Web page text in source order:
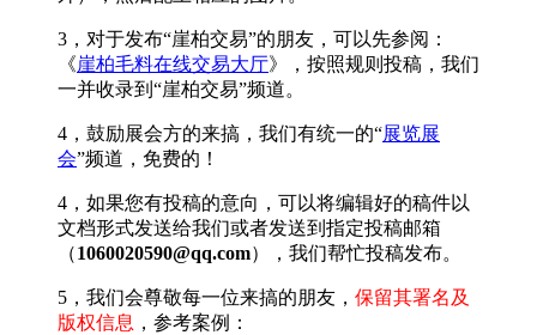
3，对于发布“崖柏交易”的朋友，可以先参阅：
《崖柏毛料在线交易大厅》，按照规则投稿，我们
一并收录到“崖柏交易”频道。
4，鼓励展会方的来搞，我们有统一的“展览展
会”频道，免费的！
4，如果您有投稿的意向，可以将编辑好的稿件以
文档形式发送给我们或者发送到指定投稿邮箱
（1060020590@qq.com），我们帮忙投稿发布。
5，我们会尊敬每一位来搞的朋友， 保留其署名及
版权信息 ，参考案例：